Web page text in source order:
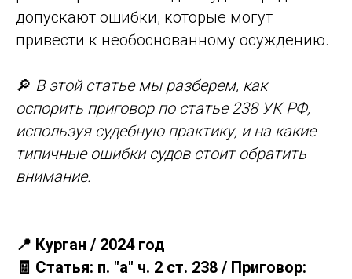
допускают ошибки, которые могут
привести к необоснованному осуждению.
🔎 В этой статье мы разберем, как
оспорить приговор по статье 238 УК РФ,
используя судебную практику, и на какие
типичные ошибки судов стоит обратить
внимание.
📍 Курган / 2024 год
🧾 Статья: п. "а" ч. 2 ст. 238 / Приговор: